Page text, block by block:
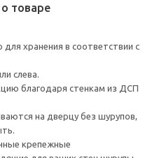
товаре
хранения в соответствии с
слева.
благодаря стенкам из ДСП
на дверцу без шурупов,
крепежные